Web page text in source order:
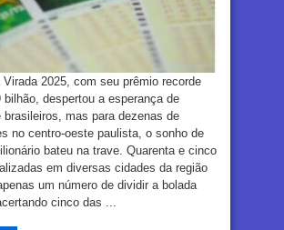
Virada 2025, com seu prêmio recorde
bilhão, despertou a esperança de
brasileiros, mas para dezenas de
no centro-oeste paulista, o sonho de
bateu na trave. Quarenta e cinco
em diversas cidades da região
um número de dividir a bolada
cinco das ...